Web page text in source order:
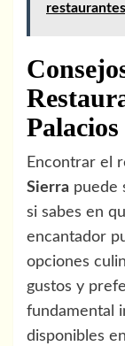
Encontrar el
Sierra puede
si sabes en
encantador
opciones
gustos y
fundamental
disponibles